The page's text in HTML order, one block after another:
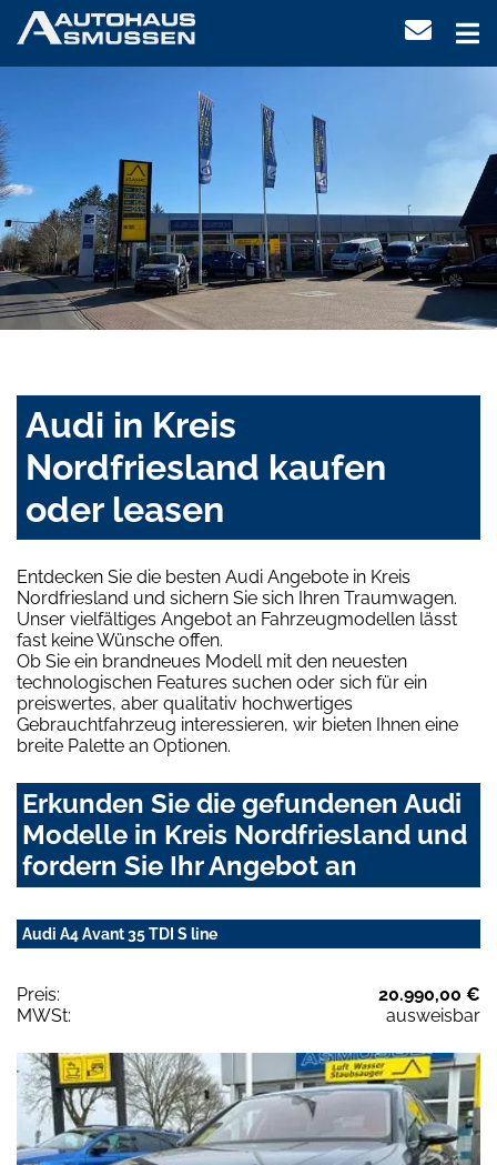
Audi in Kreis
Nordfriesland kaufen
oder leasen
Entdecken Sie die besten Audi Angebote in Kreis
Nordfriesland und sichern Sie sich Ihren Traumwagen.
Unser vielfältiges Angebot an Fahrzeugmodellen lässt
fast keine Wünsche offen.
Ob Sie ein brandneues Modell mit den neuesten
technologischen Features suchen oder sich für ein
preiswertes, aber qualitativ hochwertiges
Gebrauchtfahrzeug interessieren, wir bieten Ihnen eine
breite Palette an Optionen.
Erkunden Sie die gefundenen Audi
Modelle in Kreis Nordfriesland und
fordern Sie Ihr Angebot an
Audi A4 Avant 35 TDI S line
Preis:
20.990,00 €
MWSt:
ausweisbar